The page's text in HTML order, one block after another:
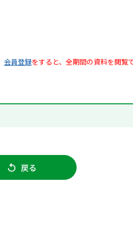
会員登録をすると、全期間の資料を閲覧
戻る